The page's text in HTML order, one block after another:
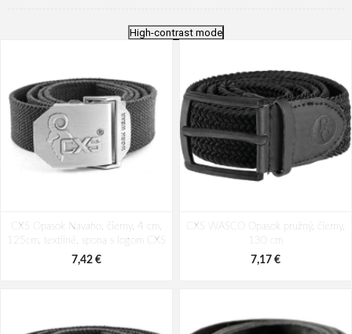
High-contrast mode
CXS Opasok Navaho, čierny, 4 cm,
125cm, textilné, spona s logom CXS
7,42 €
CXS WASCO Opasok pružný, čierny,
130 cm
7,17 €